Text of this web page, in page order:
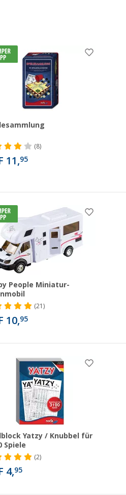
(8)
11,95
People Miniatur-
(21)
10,95
Yatzy / Knubbel für
Spiele
(2)
4,95